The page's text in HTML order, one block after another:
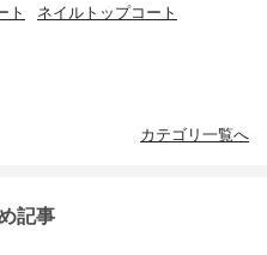
ト ネイルトップコート
カテゴリ一覧へ
記事